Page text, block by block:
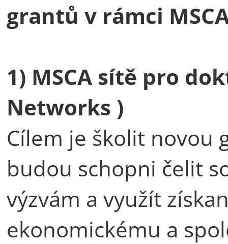
grantů v rámci
1) MSCA sítě pro
Networks )
Cílem je školit novou
budou schopni čelit
výzvám a využít
ekonomickému a